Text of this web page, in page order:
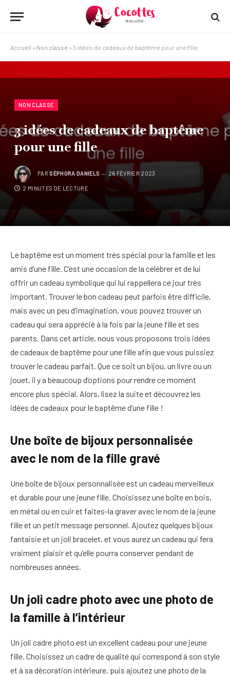
Accueil » Non classé » 3 idées de cadeaux de baptême pour une fille
NON CLASSÉ
3 idées de cadeaux de baptême
pour une fille
PAR SÉPHORA DANIELS 26 FÉVRIER 2023
2 MINUTES DE LECTURE
Le baptême est un moment très spécial pour la famille et les
amis d’une fille. C’est une occasion de la célébrer et de lui
offrir un cadeau symbolique qui lui rappellera ce jour très
important. Trouver le bon cadeau peut parfois être difficile,
mais avec un peu d’imagination, vous pouvez trouver un
cadeau qui sera apprécié à la fois par la jeune fille et ses
parents. Dans cet article, nous vous proposons trois idées
de cadeaux de baptême pour une fille afin que vous puissiez
trouver le cadeau parfait. Que ce soit un bijou, un livre ou un
jouet, il y a beaucoup d’options pour rendre ce moment
encore plus spécial. Alors, lisez la suite et découvrez les
idées de cadeaux pour le baptême d’une fille !
Une boîte de bijoux personnalisée
avec le nom de la fille gravé
Une boîte de bijoux personnalisée est un cadeau merveilleux
et durable pour une jeune fille. Choisissez une boîte en bois,
en métal ou en cuir et faites-la graver avec le nom de la jeune
fille et un petit message personnel. Ajoutez quelques bijoux
fantaisie et un joli bracelet, et vous aurez un cadeau qui fera
vraiment plaisir et qu’elle pourra conserver pendant de
nombreuses années.
Un joli cadre photo avec une photo de
la famille à l’intérieur
Un joli cadre photo est un excellent cadeau pour une jeune
fille. Choisissez un cadre de qualité qui correspond à son style
et à sa décoration intérieure, puis ajoutez une photo de la